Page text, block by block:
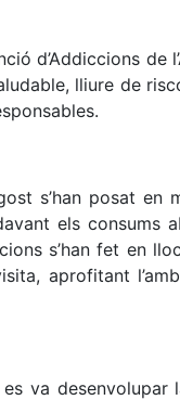
d’Addiccions de
lliure de
s’han posat en
els consums
s’han fet en
aprofitant
va desenvolupar